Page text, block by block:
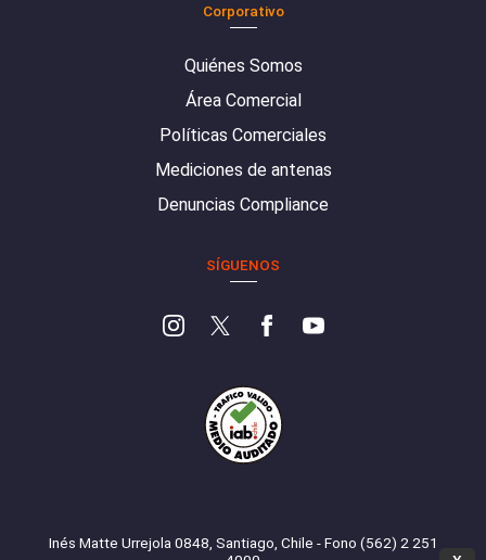
Corporativo
Quiénes Somos
Área Comercial
Políticas Comerciales
Mediciones de antenas
Denuncias Compliance
SÍGUENOS
Inés Matte Urrejola 0848, Santiago, Chile - Fono (562) 2 251